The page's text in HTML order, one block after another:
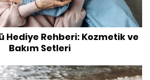
Hediye Rehberi: Kozmetik ve
Bakım Setleri